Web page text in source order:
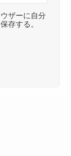
ザーに自分
存する。